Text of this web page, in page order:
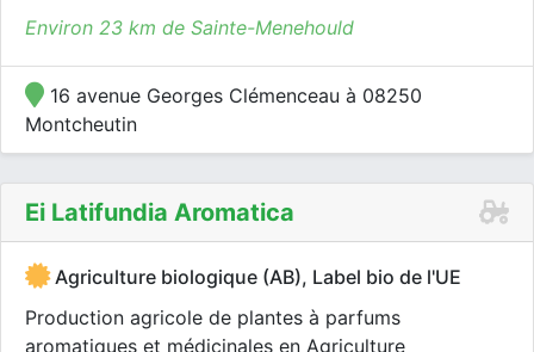
Environ 23 km de Sainte-Menehould
16 avenue Georges Clémenceau à 08250
Montcheutin
Ei Latifundia Aromatica
Agriculture biologique (AB), Label bio de l'UE
Production agricole de plantes à parfums
aromatiques et médicinales en Agriculture